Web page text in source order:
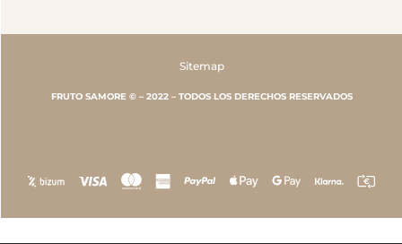
Sitemap
FRUTO SAMORE © – 2022 – TODOS LOS DERECHOS RESERVADOS